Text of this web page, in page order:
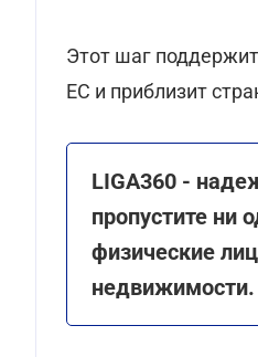
Этот шаг
ЕС и приблизит
LIGA360 -
пропустите ни
физические
недвижимости.